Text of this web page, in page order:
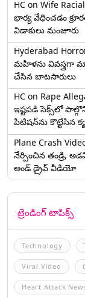
HC on Wife
భార్య వేధించ‌డం
విడాకులు మంజూరు
Hyderabad
మహిళను
చేసిన బాటసారులు
HC on Rape
ఇష్టపడి సెక్స్‌లో
పిటిషన్‌ను కొట్టేసిన
Plane Crash
నేర్పించిన తండ్రి,
అండ్ డ్రైవ్ వీడియో
ట్రెండింగ్ టాపిక్స్
Technology
Viral Video
Heart Attack